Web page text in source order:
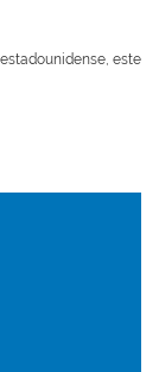
este